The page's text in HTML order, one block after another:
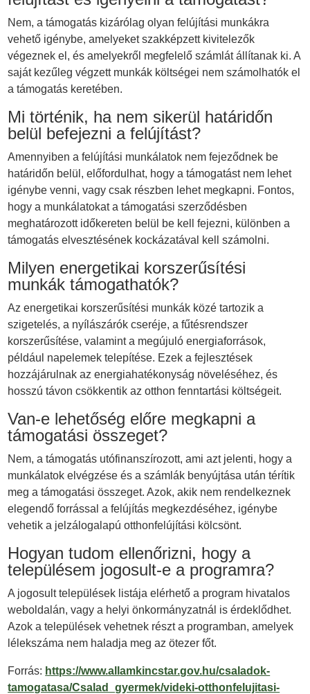
Nem, a támogatás kizárólag olyan felújítási munkákra
vehető igénybe, amelyeket szakképzett kivitelezők
végeznek el, és amelyekről megfelelő számlát állítanak ki. A
saját kezűleg végzett munkák költségei nem számolhatók el
a támogatás keretében.
Mi történik, ha nem sikerül határidőn
belül befejezni a felújítást?
Amennyiben a felújítási munkálatok nem fejeződnek be
határidőn belül, előfordulhat, hogy a támogatást nem lehet
igénybe venni, vagy csak részben lehet megkapni. Fontos,
hogy a munkálatokat a támogatási szerződésben
meghatározott időkereten belül be kell fejezni, különben a
támogatás elvesztésének kockázatával kell számolni.
Milyen energetikai korszerűsítési
munkák támogathatók?
Az energetikai korszerűsítési munkák közé tartozik a
szigetelés, a nyílászárók cseréje, a fűtésrendszer
korszerűsítése, valamint a megújuló energiaforrások,
például napelemek telepítése. Ezek a fejlesztések
hozzájárulnak az energiahatékonyság növeléséhez, és
hosszú távon csökkentik az otthon fenntartási költségeit.
Van-e lehetőség előre megkapni a
támogatási összeget?
Nem, a támogatás utófinanszírozott, ami azt jelenti, hogy a
munkálatok elvégzése és a számlák benyújtása után térítik
meg a támogatási összeget. Azok, akik nem rendelkeznek
elegendő forrással a felújítás megkezdéséhez, igénybe
vehetik a jelzálogalapú otthonfelújítási kölcsönt.
Hogyan tudom ellenőrizni, hogy a
településem jogosult-e a programra?
A jogosult települések listája elérhető a program hivatalos
weboldalán, vagy a helyi önkormányzatnál is érdeklődhet.
Azok a települések vehetnek részt a programban, amelyek
lélekszáma nem haladja meg az ötezer főt.
Forrás: https://www.allamkincstar.gov.hu/csaladok-
tamogatasa/Csalad_gyermek/videki-otthonfelujitasi-